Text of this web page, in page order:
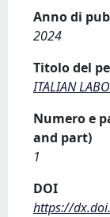
Anno di
2024
Titolo del
ITALIAN
Numero e
and part)
1
DOI
https://